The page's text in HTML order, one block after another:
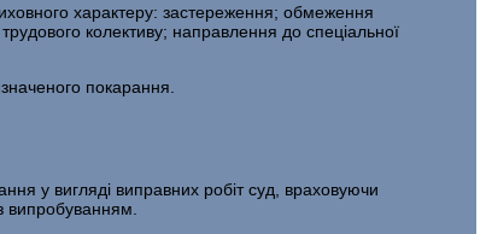
характеру: застереження; обмеження
колективу; направлення до спеціальної
покарання.
у вигляді виправних робіт суд, враховуючи
випробу­ванням.